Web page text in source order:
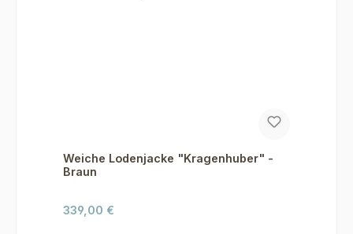
Weiche Lodenjacke "Kragenhuber" -
Braun
Regulärer Preis:
339,00 €